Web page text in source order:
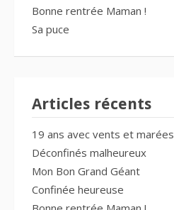
Bonne rentrée Maman !
Sa puce
Articles récents
19 ans avec vents et marées
Déconfinés malheureux
Mon Bon Grand Géant
Confinée heureuse